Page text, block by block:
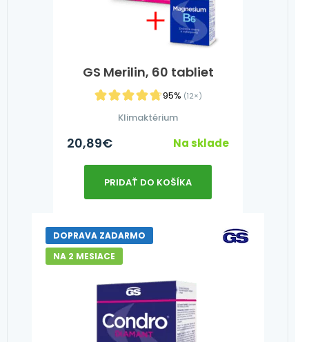
GS Merilin, 60 tabliet
95% (12×)
Klimaktérium
20,89€ Na sklade
PRIDAŤ DO KOŠÍKA
DOPRAVA ZADARMO
NA 2 MESIACE